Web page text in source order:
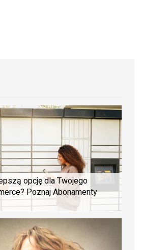
opcję dla Twojego
Poznaj Abonamenty